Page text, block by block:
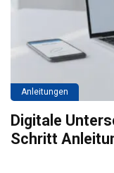
Anleitungen
Digitale
Schritt